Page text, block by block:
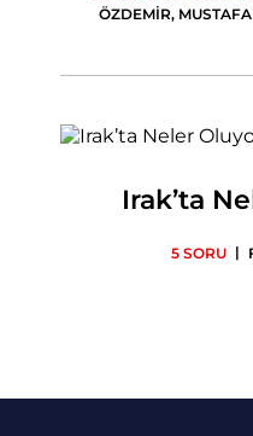
ÖZDEMİR,
Irak’ta
5 SORU |